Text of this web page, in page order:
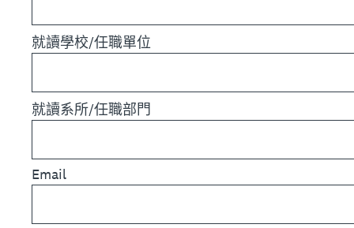
就讀學校/任職單位
就讀系所/任職部門
Email